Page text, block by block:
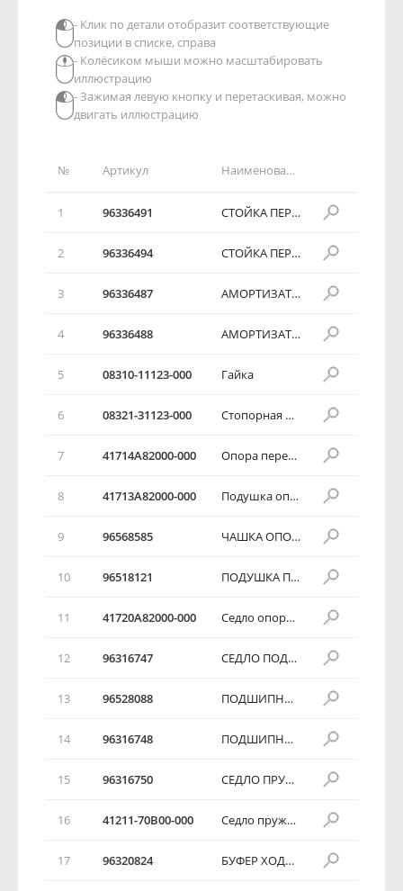
№ Артикул Наименование детали
1 96336491 СТОЙКА ПЕРЕДНЕЙ ПОДВЕСКИ В СБОРЕ
2 96336494 СТОЙКА ПЕРЕДНЕЙ ПОДВЕСКИ В СБОРЕ
3 96336487 АМОРТИЗАТОР ПЕРЕДНЕЙ ПОДВЕСКИ
4 96336488 АМОРТИЗАТОР ПЕРЕДНЕЙ ПОДВЕСКИ
5 08310-11123-000 Гайка
6 08321-31123-000 Стопорная шайба
7 41714A82000-000 Опора передней стойки внутренняя
8 41713A82000-000 Подушка опоры передней подвески
9 96568585 ЧАШКА ОПОРНАЯ
10 96518121 ПОДУШКА ПЕРЕДНЕЙ ПОДВЕСКИ
11 41720A82000-000 Седло опорное передней подвески
12 96316747 СЕДЛО ПОДШИПНИКА
13 96528088 ПОДШИПНИК ПЕРЕДНЕЙ ПОДВЕСКИ
14 96316748 ПОДШИПНИК ПЕРЕДНЕЙ ПОДВЕСКИ
15 96316750 СЕДЛО ПРУЖИНЫ, ВЕРХНЕЕ
16 41211-70B00-000 Седло пружины
17 96320824 БУФЕР ХОДА СЖАТИЯ
- Клик по детали отобразит соответствующие
позиции в списке, справа
- Колёсиком мыши можно масштабировать
иллюстрацию
- Зажимая левую кнопку и перетаскивая, можно
двигать иллюстрацию